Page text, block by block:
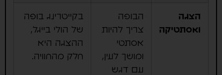
הצגה
ואסתטיקה
הבופה
צריך להיות
אסתטי
ומושך לעין,
עם דגש
בקייטרינג בופה
של הולי בייגל,
ההצגה היא
חלק מהחוויה.